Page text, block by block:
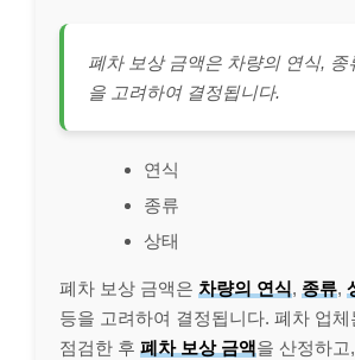
폐차 보상 금액은 차량의 연식, 종
을 고려하여 결정됩니다.
연식
종류
상태
폐차 보상 금액은 차량의 연식, 종류,
등을 고려하여 결정됩니다. 폐차 업체
점검한 후 폐차 보상 금액을 산정하고,